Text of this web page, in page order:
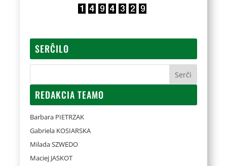
SERĈILO
REDAKCIA TEAMO
Barbara PIETRZAK
Gabriela KOSIARSKA
Milada SZWEDO
Maciej JASKOT